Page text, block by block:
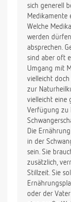
sich generell
Medikamente
Welche
werden
absprechen.
sind aber oft
Umgang mit
vielleicht
zur
vielleicht eine
Verfügung zu
Die
in der
sein. Sie
zusätzlich,
Stillzeit. Sie
oder der